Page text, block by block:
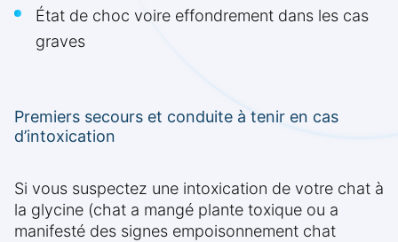
État de choc voire effondrement dans les cas
graves
Premiers secours et conduite à tenir en cas
d’intoxication
Si vous suspectez une intoxication de votre chat à
la glycine (chat a mangé plante toxique ou a
manifesté des signes empoisonnement chat